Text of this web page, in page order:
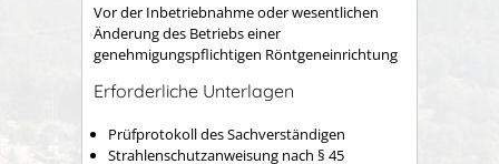
Vor der Inbetriebnahme oder wesentlichen
Änderung des Betriebs einer
genehmigungspflichtigen Röntgeneinrichtung
Erforderliche Unterlagen
Prüfprotokoll des Sachverständigen
Strahlenschutzanweisung nach § 45